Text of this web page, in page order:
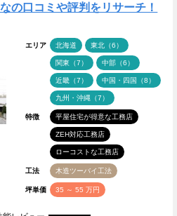
の口コミや評判をリサーチ！
エリア 北海道 東北（6）
関東（7） 中部（6）
近畿（7） 中国・四国（8）
九州・沖縄（7）
特徴 平屋住宅が得意な工務店
ZEH対応工務店
ローコストな工務店
工法 木造ツーバイ工法
坪単価 35 ～ 55 万円